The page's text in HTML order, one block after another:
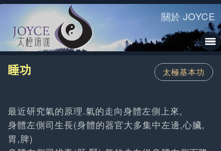
關於 JOYCE
太極基本功
睡功
最近研究氣的原理.氣的走向身體左側上來,
身體左側司生長(身體的器官大多集中左邊,心臟,
胃,脾)